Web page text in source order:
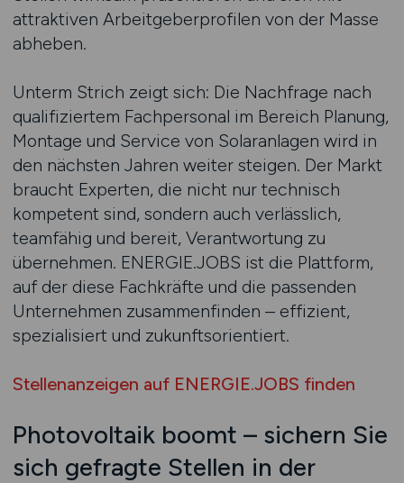
attraktiven Arbeitgeberprofilen von der Masse
abheben.
Unterm Strich zeigt sich: Die Nachfrage nach
qualifiziertem Fachpersonal im Bereich Planung,
Montage und Service von Solaranlagen wird in
den nächsten Jahren weiter steigen. Der Markt
braucht Experten, die nicht nur technisch
kompetent sind, sondern auch verlässlich,
teamfähig und bereit, Verantwortung zu
übernehmen. ENERGIE.JOBS ist die Plattform,
auf der diese Fachkräfte und die passenden
Unternehmen zusammenfinden – effizient,
spezialisiert und zukunftsorientiert.
Stellenanzeigen auf ENERGIE.JOBS finden
Photovoltaik boomt – sichern Sie
sich gefragte Stellen in der